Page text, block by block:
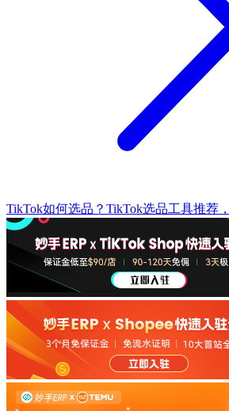
TikTok如何选品？TikTok选品工具推荐